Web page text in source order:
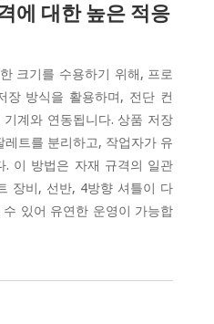
에 대한 높은 적응
크기를 수용하기 위해, 프로
장 방식을 활용하며, 전단 컨
계와 연동됩니다. 상품 저장
트를 분리하고, 작업자가 유
. 이 방법은 자재 규격의 일관
장비, 선반, 4방향 셔틀이 다
있어 유연한 운영이 가능합